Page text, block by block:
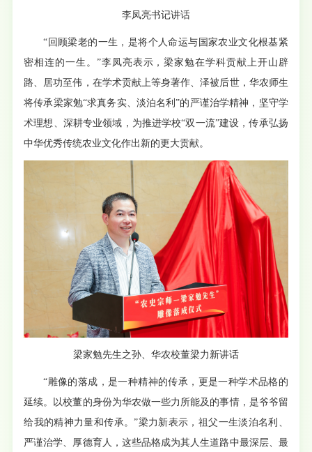
李凤亮书记讲话
“回顾梁老的一生，是将个人命运与国家农业文化根基紧
密相连的一生。”李凤亮表示，梁家勉在学科贡献上开山辟
路、居功至伟，在学术贡献上等身著作、泽被后世，华农师生
将传承梁家勉“求真务实、淡泊名利”的严谨治学精神，坚守学
术理想、深耕专业领域，为推进学校“双一流”建设，传承弘扬
中华优秀传统农业文化作出新的更大贡献。
梁家勉先生之孙、华农校董梁力新讲话
“雕像的落成，是一种精神的传承，更是一种学术品格的
延续。以校董的身份为华农做一些力所能及的事情，是爷爷留
给我的精神力量和传承。”梁力新表示，祖父一生淡泊名利、
严谨治学、厚德育人，这些品格成为其人生道路中最深层、最